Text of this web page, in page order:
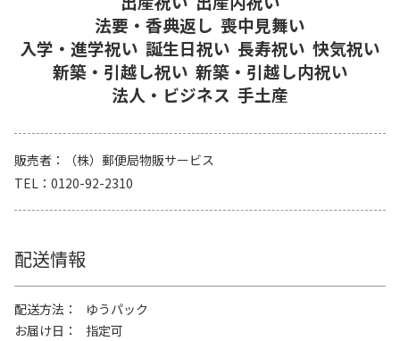
法要・香典返し 喪中見舞い
入学・進学祝い 誕生日祝い 長寿祝い 快気祝い
新築・引越し祝い 新築・引越し内祝い
法人・ビジネス 手土産
販売者
（株）郵便局物販サービス
TEL
0120-92-2310
配送情報
配送方法
ゆうパック
お届け日
指定可